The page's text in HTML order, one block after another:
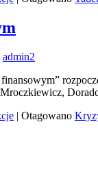
admin2
| Otagowano